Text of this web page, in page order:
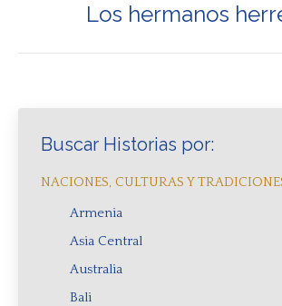
Next
Los hermanos
Buscar Historias por:
NACIONES, CULTURAS Y
Armenia
Asia Central
Australia
Bali